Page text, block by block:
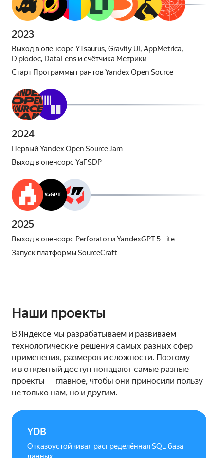
2023
Выход в опенсорс YTsaurus, Gravity UI, AppMetrica,
Diplodoc, DataLens и счётчика Метрики
Старт Программы грантов Yandex Open Source
2024
Первый Yandex Open Source Jam
Выход в опенсорс YaFSDP
2025
Выход в опенсорс Perforator и YandexGPT 5 Lite
Запуск платформы SourceCraft
Наши проекты
В Яндексе мы разрабатываем и развиваем
технологические решения самых разных сфер
применения, размеров и сложности. Поэтому
и в открытый доступ попадают самые разные
проекты — главное, чтобы они приносили пользу
не только нам, но и другим.
YDB
Отказоустойчивая распределённая SQL база
данных